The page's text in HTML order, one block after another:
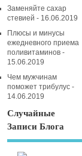
Заменяйте сахар
стевией - 16.06.2019
Плюсы и минусы
ежедневного приема
поливитаминов -
15.06.2019
Чем мужчинам
поможет трибулус -
14.06.2019
Случайные
Записи Блога